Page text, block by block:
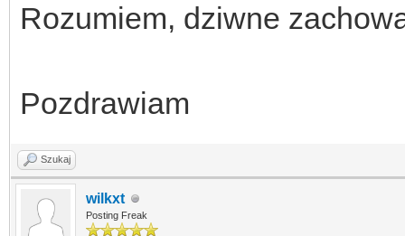
Rozumiem, dziwne
Pozdrawiam
Szukaj
wilkxt
Posting Freak